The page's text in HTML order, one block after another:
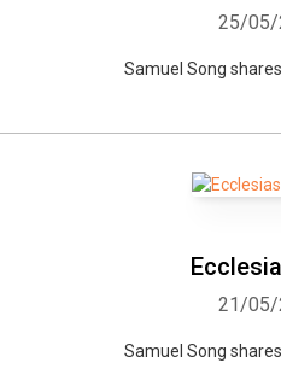
25/05/
Samuel Song
21/05/
Samuel Song